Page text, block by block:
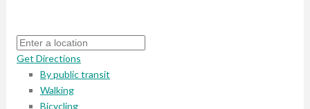
Get Directions
By public transit
Walking
Bicycling